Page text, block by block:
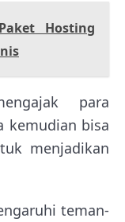
Hosting
para
kemudian bisa
menjadikan
teman-